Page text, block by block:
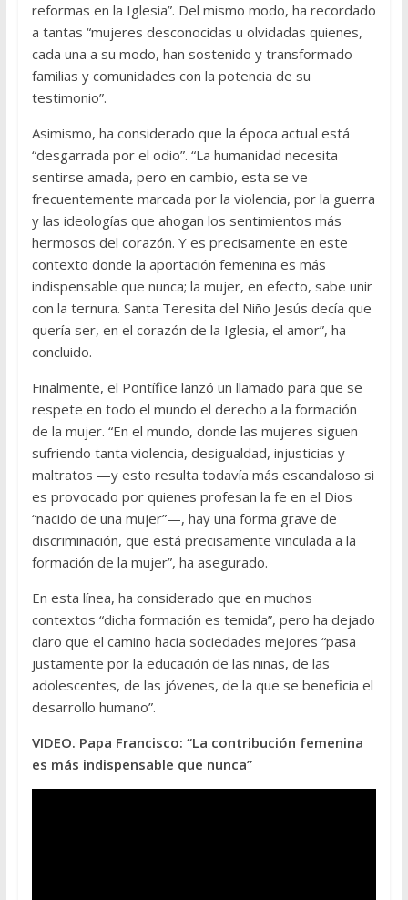
reformas en la Iglesia”. Del mismo modo, ha recordado
a tantas “mujeres desconocidas u olvidadas quienes,
cada una a su modo, han sostenido y transformado
familias y comunidades con la potencia de su
testimonio”.
Asimismo, ha considerado que la época actual está
“desgarrada por el odio”. “La humanidad necesita
sentirse amada, pero en cambio, esta se ve
frecuentemente marcada por la violencia, por la guerra
y las ideologías que ahogan los sentimientos más
hermosos del corazón. Y es precisamente en este
contexto donde la aportación femenina es más
indispensable que nunca; la mujer, en efecto, sabe unir
con la ternura. Santa Teresita del Niño Jesús decía que
quería ser, en el corazón de la Iglesia, el amor”, ha
concluido.
Finalmente, el Pontífice lanzó un llamado para que se
respete en todo el mundo el derecho a la formación
de la mujer. “En el mundo, donde las mujeres siguen
sufriendo tanta violencia, desigualdad, injusticias y
maltratos —y esto resulta todavía más escandaloso si
es provocado por quienes profesan la fe en el Dios
“nacido de una mujer”—, hay una forma grave de
discriminación, que está precisamente vinculada a la
formación de la mujer”, ha asegurado.
En esta línea, ha considerado que en muchos
contextos “dicha formación es temida”, pero ha dejado
claro que el camino hacia sociedades mejores “pasa
justamente por la educación de las niñas, de las
adolescentes, de las jóvenes, de la que se beneficia el
desarrollo humano”.
VIDEO. Papa Francisco: “La contribución femenina
es más indispensable que nunca”